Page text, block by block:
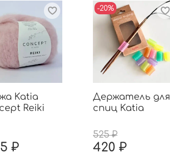
Katia
Reiki
₽
-20%
Держатель для
спиц Katia
525 ₽
420 ₽